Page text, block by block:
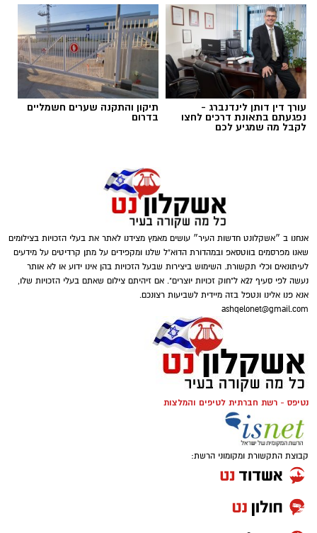
שמואל סרדינס / 12:51 07.05.23
תגים:פסטיבל אשדודאנס 2023
נעה קירל. צילום: ערן לוי
עורך דין דותן לינדנברג -
נפגעתם בתאונת דרכים לחצו
לקבל מה שמגיע לכם
תיקון והתקנה שערים חשמליים
בדרום
אנחנו ב ״אשקלונט חדשות העיר״ עושים מאמץ מצידנו לאתר את בעלי הזכויות בצילומים
שאנו מפרסמים בווטסאפ ובמהדורת הדוא"ל שלנו ומקפידים על מתן קרדיטים על מידעים
לעיתונאים וכלי תקשורת. השימוש ביצירות שבעל הזכויות בהן אינו ידוע או לא אותר
נעשה לפי סעיף 27א ל"חוק זכויות יוצרים". אם זיהיתם צילום שאתם בעלי הזכויות שלו,
אנא פנו אלינו ונטפל בזה מיידית לשביעות רצונכם.
ashqelonet@gmail.com
נטיפס - רשת חברתית לטיפים והמלצות
קבוצת התקשורת ומקומוני הרשת: